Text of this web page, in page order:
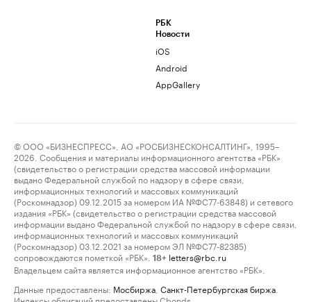
РБК
Новости
iOS
Android
AppGallery
© ООО «БИЗНЕСПРЕСС», АО «РОСБИЗНЕСКОНСАЛТИНГ», 1995–
2026. Сообщения и материалы информационного агентства «РБК»
(свидетельство о регистрации средства массовой информации
выдано Федеральной службой по надзору в сфере связи,
информационных технологий и массовых коммуникаций
(Роскомнадзор) 09.12.2015 за номером ИА №ФС77-63848) и сетевого
издания «РБК» (свидетельство о регистрации средства массовой
информации выдано Федеральной службой по надзору в сфере связи,
информационных технологий и массовых коммуникаций
(Роскомнадзор) 03.12.2021 за номером ЭЛ №ФС77-82385)
сопровождаются пометкой «РБК».
18+ letters@rbc.ru
Владельцем сайта является информационное агентство «РБК».
Данные предоставлены: Мосбиржа Санкт-Петербургская биржа